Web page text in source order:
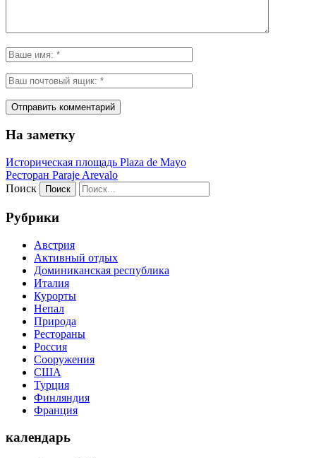
На заметку
Историческая площадь Plaza de Mayo
Ресторан Paraje Arevalo
Поиск
Рубрики
Австрия
Активный отдых
Доминиканская республика
Италия
Курорты
Непал
Природа
Рестораны
Россия
Сооружения
США
Турция
Финляндия
Франция
календарь